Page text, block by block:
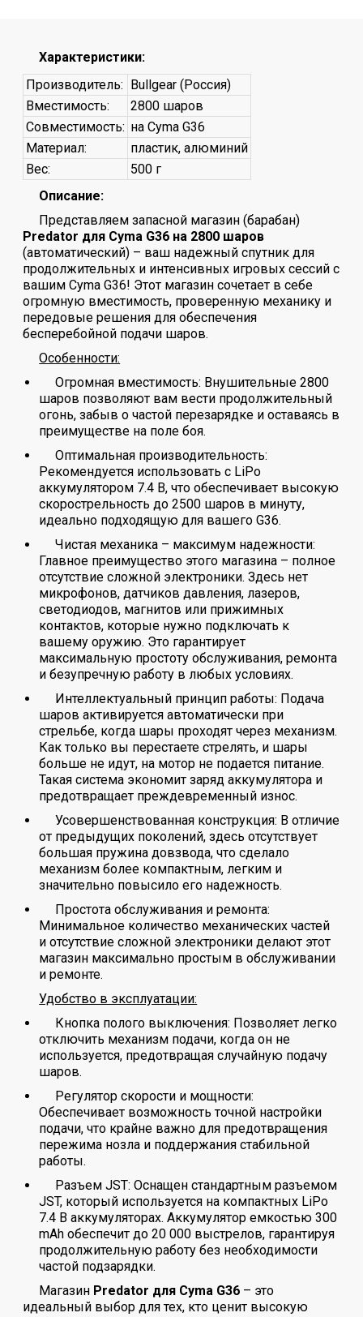
Характеристики:
Производитель:
Bullgear (Россия)
Вместимость:
2800 шаров
Совместимость: на Cyma G36
Материал:
пластик, алюминий
Вес:
500 г
Описание:
Представляем запасной магазин (барабан)
Predator для Cyma G36 на 2800 шаров
(автоматический) – ваш надежный спутник для
продолжительных и интенсивных игровых сессий с
вашим Cyma G36! Этот магазин сочетает в себе
огромную вместимость, проверенную механику и
передовые решения для обеспечения
бесперебойной подачи шаров.
Особенности:
Огромная вместимость: Внушительные 2800
шаров позволяют вам вести продолжительный
огонь, забыв о частой перезарядке и оставаясь в
преимуществе на поле боя.
Оптимальная производительность:
Рекомендуется использовать с LiPo
аккумулятором 7.4 В, что обеспечивает высокую
скорострельность до 2500 шаров в минуту,
идеально подходящую для вашего G36.
Чистая механика – максимум надежности:
Главное преимущество этого магазина – полное
отсутствие сложной электроники. Здесь нет
микрофонов, датчиков давления, лазеров,
светодиодов, магнитов или прижимных
контактов, которые нужно подключать к
вашему оружию. Это гарантирует
максимальную простоту обслуживания, ремонта
и безупречную работу в любых условиях.
Интеллектуальный принцип работы: Подача
шаров активируется автоматически при
стрельбе, когда шары проходят через механизм.
Как только вы перестаете стрелять, и шары
больше не идут, на мотор не подается питание.
Такая система экономит заряд аккумулятора и
предотвращает преждевременный износ.
Усовершенствованная конструкция: В отличие
от предыдущих поколений, здесь отсутствует
большая пружина довзвода, что сделало
механизм более компактным, легким и
значительно повысило его надежность.
Простота обслуживания и ремонта:
Минимальное количество механических частей
и отсутствие сложной электроники делают этот
магазин максимально простым в обслуживании
и ремонте.
Удобство в эксплуатации:
Кнопка полого выключения: Позволяет легко
отключить механизм подачи, когда он не
используется, предотвращая случайную подачу
шаров.
Регулятор скорости и мощности:
Обеспечивает возможность точной настройки
подачи, что крайне важно для предотвращения
пережима нозла и поддержания стабильной
работы.
Разъем JST: Оснащен стандартным разъемом
JST, который используется на компактных LiPo
7.4 В аккумуляторах. Аккумулятор емкостью 300
mAh обеспечит до 20 000 выстрелов, гарантируя
продолжительную работу без необходимости
частой подзарядки.
Магазин Predator для Cyma G36 – это
идеальный выбор для тех, кто ценит высокую